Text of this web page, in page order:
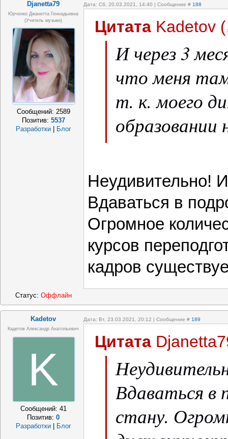
Djanetta79 Дата: Сб, 20.03.2021, 14:40 | Сообщение # 188
Юрченко Джанетта Геннадьевна
(Учитель музыки)
Сообщений: 2589
Позитив: 5537
Разработки | Блог
Цитата Kadetov (
И через 3
что меня
т. к. моего
Неудивительно!
Вдаваться в
Огромное
курсов
кадров
Статус: Оффлайн
Kadetov Дата: Вт, 23.03.2021, 20:12 | Сообщение # 189
Кадетов Александр Анатлльевич
K
Сообщений: 41
Позитив:0
Разработки
Блог
Цитата
Вдаваться в
стану.